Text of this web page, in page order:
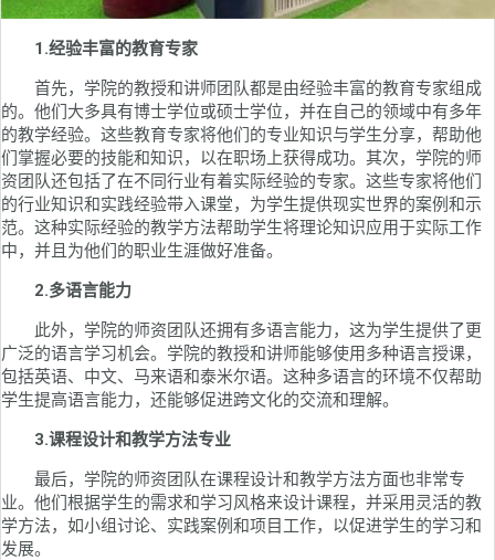
1.经验丰富的教育专家
首先，学院的教授和讲师团队都是由经验丰富的教育专家组成
的。他们大多具有博士学位或硕士学位，并在自己的领域中有多年
的教学经验。这些教育专家将他们的专业知识与学生分享，帮助他
们掌握必要的技能和知识，以在职场上获得成功。其次，学院的师
资团队还包括了在不同行业有着实际经验的专家。这些专家将他们
的行业知识和实践经验带入课堂，为学生提供现实世界的案例和示
范。这种实际经验的教学方法帮助学生将理论知识应用于实际工作
中，并且为他们的职业生涯做好准备。
2.多语言能力
此外，学院的师资团队还拥有多语言能力，这为学生提供了更
广泛的语言学习机会。学院的教授和讲师能够使用多种语言授课，
包括英语、中文、马来语和泰米尔语。这种多语言的环境不仅帮助
学生提高语言能力，还能够促进跨文化的交流和理解。
3.课程设计和教学方法专业
最后，学院的师资团队在课程设计和教学方法方面也非常专
业。他们根据学生的需求和学习风格来设计课程，并采用灵活的教
学方法，如小组讨论、实践案例和项目工作，以促进学生的学习和
发展。